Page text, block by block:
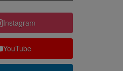
Instagram
YouTube